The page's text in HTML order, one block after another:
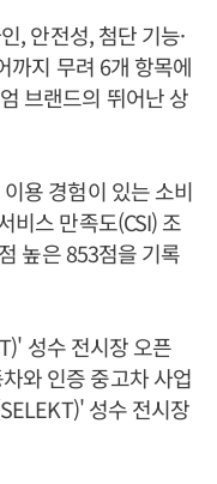
, 안전성, 첨단 기능·
까지 무려 6개 항목에
브랜드의 뛰어난 상
용 경험이 있는 소비
비스 만족도(CSI) 조
높은 853점을 기록
성수 전시장 오픈
와 인증 중고차 사업
성수 전시장